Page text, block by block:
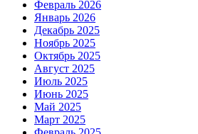
Февраль 2026
Январь 2026
Декабрь 2025
Ноябрь 2025
Октябрь 2025
Август 2025
Июль 2025
Июнь 2025
Май 2025
Март 2025